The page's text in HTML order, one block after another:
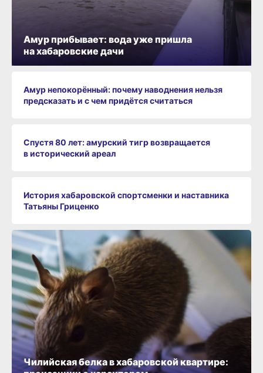
Амур прибывает: вода уже пришла
на хабаровские дачи
Амур непокорённый: почему наводнения нельзя
предсказать и с чем придётся считаться
Спустя 80 лет: амурский тигр возвращается
в исторический ареал
История хабаровской спортсменки и наставника
Татьяны Гриценко
Чилийская белка в хабаровской квартире: